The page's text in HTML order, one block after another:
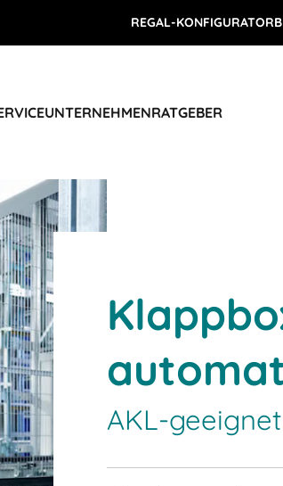
REGAL-KONFIGURATOR
UNTERNEHMENRATGEBER
AKL-